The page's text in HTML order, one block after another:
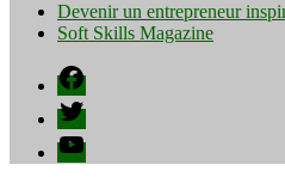
Devenir un entrepreneur
Soft Skills Magazine
Facebook
Twitter
YouTube